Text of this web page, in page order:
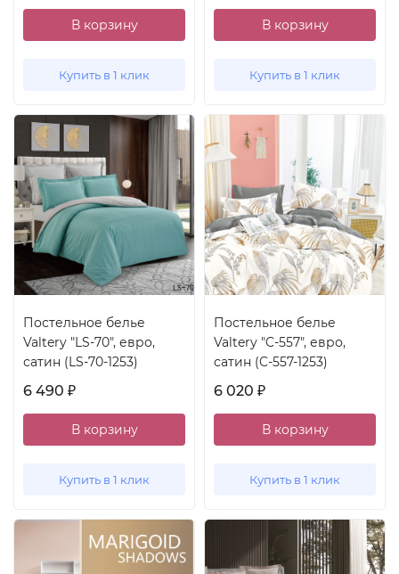
В корзину
Купить в 1 клик
В корзину
Купить в 1 клик
Постельное белье
Valtery "LS-70", евро,
сатин (LS-70-1253)
6 490 ₽
В корзину
Купить в 1 клик
Постельное белье
Valtery "C-557", евро,
сатин (C-557-1253)
6 020 ₽
В корзину
Купить в 1 клик